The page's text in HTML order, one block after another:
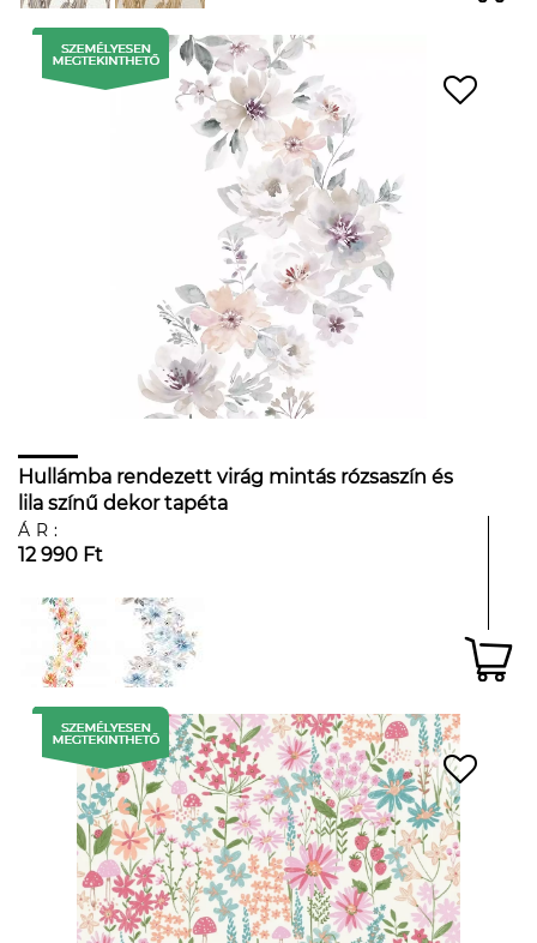
Hullámba rendezett virág mintás rózsaszín és
lila színű dekor tapéta
ÁR:
12 990 Ft